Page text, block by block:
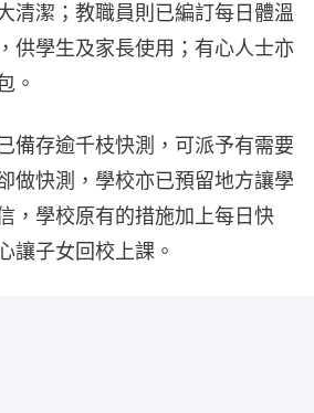
清潔；教職員則已編訂每日體溫
供學生及家長使用；有心人士亦
。
備存逾千枝快測，可派予有需要
做快測，學校亦已預留地方讓學
，學校原有的措施加上每日快
讓子女回校上課。